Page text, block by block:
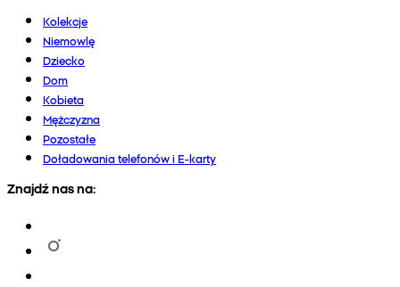
Kolekcje
Niemowlę
Dziecko
Dom
Kobieta
Mężczyzna
Pozostałe
Doładowania telefonów i E-karty
Znajdź nas na: